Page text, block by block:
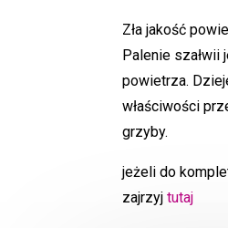
Zła jakość
Palenie
powietrza.
właściwości
grzyby.
jeżeli do
zajrzyjtutaj